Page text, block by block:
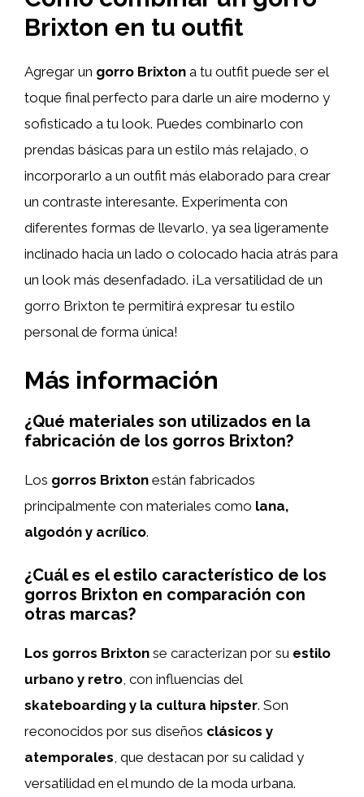
Brixton en tu outfit
Agregar un gorro Brixton a tu outfit puede ser el
toque final perfecto para darle un aire moderno y
sofisticado a tu look. Puedes combinarlo con
prendas básicas para un estilo más relajado, o
incorporarlo a un outfit más elaborado para crear
un contraste interesante. Experimenta con
diferentes formas de llevarlo, ya sea ligeramente
inclinado hacia un lado o colocado hacia atrás para
un look más desenfadado. ¡La versatilidad de un
gorro Brixton te permitirá expresar tu estilo
personal de forma única!
Más información
¿Qué materiales son utilizados en la
fabricación de los gorros Brixton?
Los gorros Brixton están fabricados
principalmente con materiales como lana,
algodón y acrílico.
¿Cuál es el estilo característico de los
gorros Brixton en comparación con
otras marcas?
Los gorros Brixton se caracterizan por su estilo
urbano y retro, con influencias del
skateboarding y la cultura hipster. Son
reconocidos por sus diseños clásicos y
atemporales, que destacan por su calidad y
versatilidad en el mundo de la moda urbana.